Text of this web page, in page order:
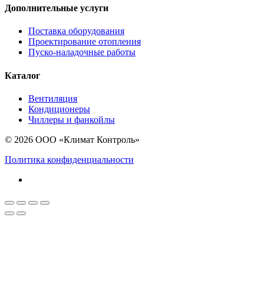
Дополнительные услуги
Поставка оборудования
Проектирование отопления
Пуско-наладочные работы
Каталог
Вентиляция
Кондиционеры
Чиллеры и фанкойлы
© 2026 ООО «Климат Контроль»
Политика конфиденциальности